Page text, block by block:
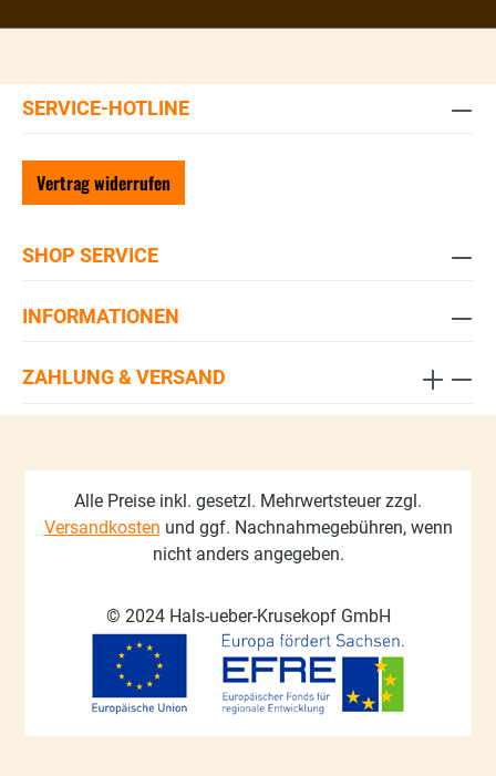
SERVICE-HOTLINE
Vertrag widerrufen
SHOP SERVICE
INFORMATIONEN
ZAHLUNG & VERSAND
Alle Preise inkl. gesetzl. Mehrwertsteuer zzgl.
Versandkosten und ggf. Nachnahmegebühren, wenn
nicht anders angegeben.
© 2024 Hals-ueber-Krusekopf GmbH